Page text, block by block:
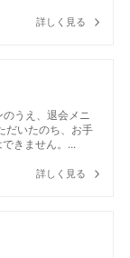
詳しく見る
うえ、退会メニ
だいたのち、お手
きません。...
詳しく見る